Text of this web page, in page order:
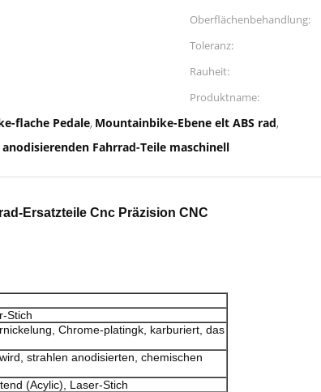
Oberflächenbehandlung:
Toleranz:
Rauheit:
Produktname:
flache Pedale, Mountainbike-Ebene elt ABS rad,
Fahrrad-Teile maschinell
Ersatzteile Cnc Präzision CNC
Stich
Chrome-platingk, karburiert, das
strahlen anodisierten, chemischen
(Acylic), Laser-Stich